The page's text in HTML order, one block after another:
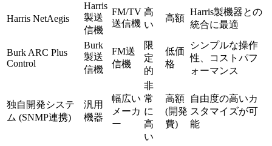
Harris NetAegis
Harris
製送
信機
FM/TV
送信機
高
い
高額
Harris製機器との
統合に最適
Burk ARC Plus
Control
Burk
製送
信機
FM送
信機
限
定
的
低価
格
シンプルな操作
性、コストパフ
ォーマンス
独自開発システ
ム (SNMP連携)
汎用
機器
幅広い
メーカ
ー
非
常
に
高
い
高額
(開発
費)
自由度の高いカ
スタマイズが可
能